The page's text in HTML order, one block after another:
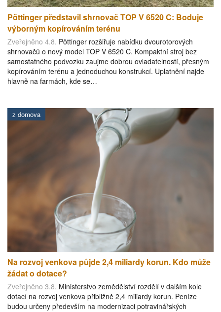
Pöttinger představil shrnovač TOP V 6520 C: Boduje
výborným kopírováním terénu
Zveřejněno 4.8. Pöttinger rozšiřuje nabídku dvourotorových
shrnovačů o nový model TOP V 6520 C. Kompaktní stroj bez
samostatného podvozku zaujme dobrou ovladatelností, přesným
kopírováním terénu a jednoduchou konstrukcí. Uplatnění najde
hlavně na farmách, kde se…
z domova
Na rozvoj venkova půjde 2,4 miliardy korun. Kdo může
žádat o dotace?
Zveřejněno 3.8. Ministerstvo zemědělství rozdělí v dalším kole
dotací na rozvoj venkova přibližně 2,4 miliardy korun. Peníze
budou určeny především na modernizaci potravinářských